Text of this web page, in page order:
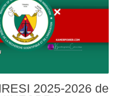
2025-2026 de